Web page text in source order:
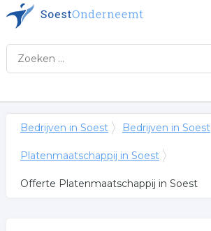
Bedrijven in Soest Bedrijven in Soest
Platenmaatschappij in Soest
Offerte Platenmaatschappij in Soest